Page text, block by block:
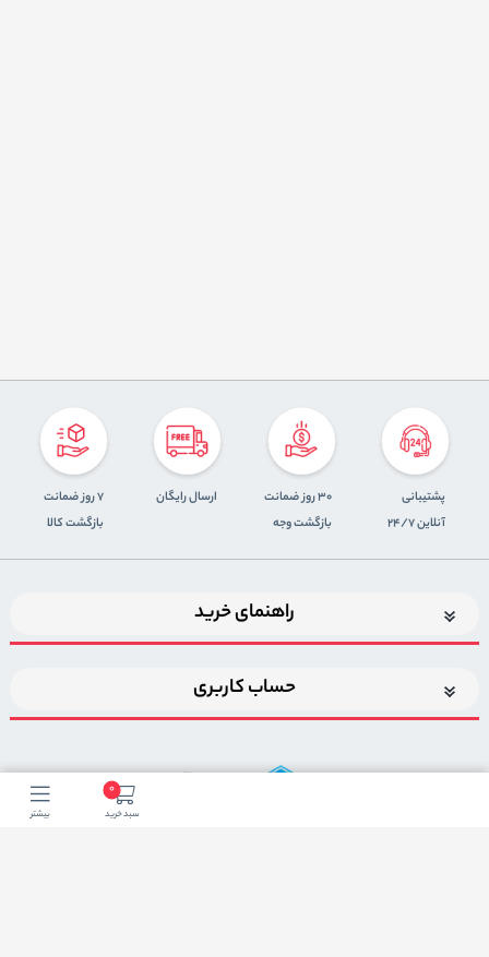
0
سبد خرید بیشتر
پشتیبانی
آنلاین 24/7
30 روز ضمانت
بازگشت وجه
ارسال رایگان
7 روز ضمانت
بازگشت کالا
راهنمای خرید
حساب کاربری